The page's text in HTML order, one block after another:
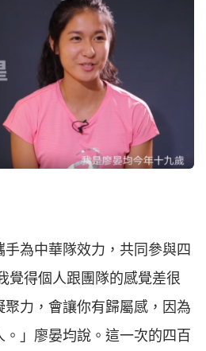
為中華隊效力，共同參與四
覺得個人跟團隊的感覺差很
力，會讓你有歸屬感，因為
」廖晏均說。這一次的四百